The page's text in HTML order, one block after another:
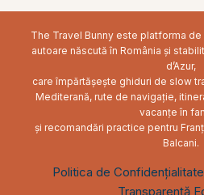
The Travel Bunny este platforma
autoare născută în România și
d’Azur,
care împărtășește ghiduri de slow
Mediterană, rute de navigație,
vacanțe în
și recomandări practice pentru
Balcani.
Politica de Confidențialitate
Transparență